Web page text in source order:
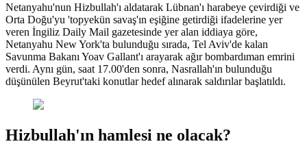
Netanyahu'nun Hizbullah'ı aldatarak Lübnan'ı harabeye çevirdiği ve
Orta Doğu'yu 'topyekün savaş'ın eşiğine getirdiği ifadelerine yer
veren İngiliz Daily Mail gazetesinde yer alan iddiaya göre,
Netanyahu New York'ta bulunduğu sırada, Tel Aviv'de kalan
Savunma Bakanı Yoav Gallant'ı arayarak ağır bombardıman emrini
verdi. Aynı gün, saat 17.00'den sonra, Nasrallah'ın bulunduğu
düşünülen Beyrut'taki konutlar hedef alınarak saldırılar başlatıldı.
Hizbullah'ın hamlesi ne olacak?